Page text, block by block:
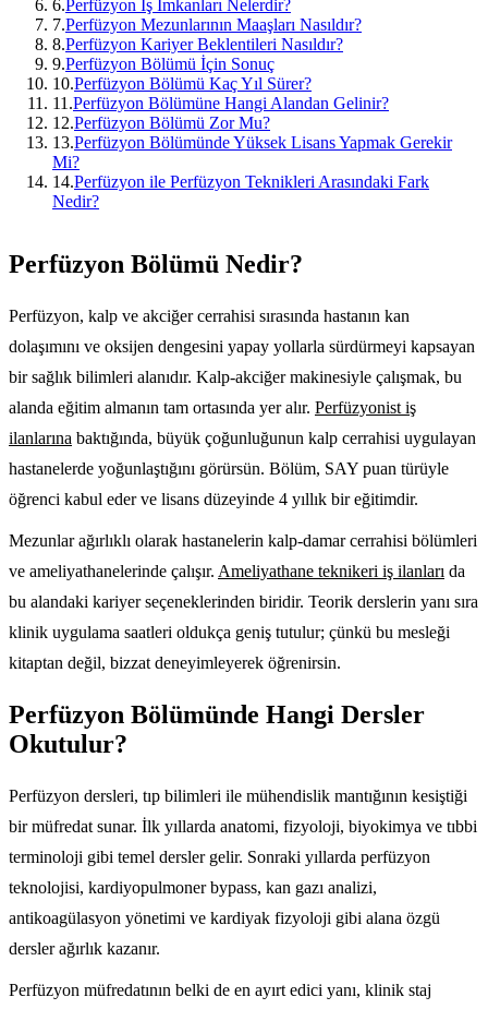
6.Perfüzyon İş İmkanları Nelerdir?
7.Perfüzyon Mezunlarının Maaşları Nasıldır?
8.Perfüzyon Kariyer Beklentileri Nasıldır?
9.Perfüzyon Bölümü İçin Sonuç
10.Perfüzyon Bölümü Kaç Yıl Sürer?
11 .Perfüzyon Bölümüne Hangi Alandan Gelinir?
12.Perfüzyon Bölümü Zor Mu?
13.Perfüzyon Bölümünde Yüksek Lisans Yapmak Gerekir
Mi?
14.Perfüzyon ile Perfüzyon Teknikleri Arasındaki Fark
Nedir?
Perfüzyon Bölümü Nedir?
Perfüzyon, kalp ve akciğer cerrahisi sırasında hastanın kan
dolaşımını ve oksijen dengesini yapay yollarla sürdürmeyi kapsayan
bir sağlık bilimleri alanıdır. Kalp-akciğer makinesiyle çalışmak, bu
alanda eğitim almanın tam ortasında yer alır. Perfüzyonist iş
ilanlarına baktığında, büyük çoğunluğunun kalp cerrahisi uygulayan
hastanelerde yoğunlaştığını görürsün. Bölüm, SAY puan türüyle
öğrenci kabul eder ve lisans düzeyinde 4 yıllık bir eğitimdir.
Mezunlar ağırlıklı olarak hastanelerin kalp-damar cerrahisi bölümleri
ve ameliyathanelerinde çalışır. Ameliyathane teknikeri iş ilanları da
bu alandaki kariyer seçeneklerinden biridir. Teorik derslerin yanı sıra
klinik uygulama saatleri oldukça geniş tutulur; çünkü bu mesleği
kitaptan değil, bizzat deneyimleyerek öğrenirsin.
Perfüzyon Bölümünde Hangi Dersler
Okutulur?
Perfüzyon dersleri, tıp bilimleri ile mühendislik mantığının kesiştiği
bir müfredat sunar. İlk yıllarda anatomi, fizyoloji, biyokimya ve tıbbi
terminoloji gibi temel dersler gelir. Sonraki yıllarda perfüzyon
teknolojisi, kardiyopulmoner bypass, kan gazı analizi,
antikoagülasyon yönetimi ve kardiyak fizyoloji gibi alana özgü
dersler ağırlık kazanır.
Perfüzyon müfredatının belki de en ayırt edici yanı, klinik staj